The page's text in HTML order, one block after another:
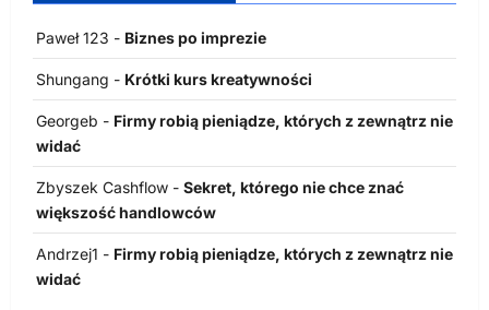
Paweł 123 - Biznes po imprezie
Shungang - Krótki kurs kreatywności
Georgeb - Firmy robią pieniądze, których z zewnątrz nie
widać
Zbyszek Cashflow - Sekret, którego nie chce znać
większość handlowców
Andrzej1 - Firmy robią pieniądze, których z zewnątrz nie
widać